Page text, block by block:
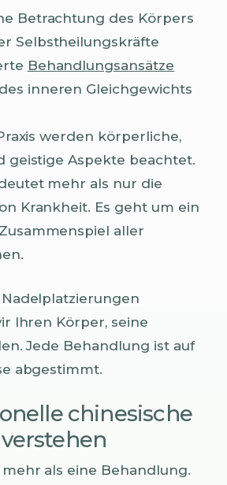
Betrachtung des Körpers
Selbstheilungskräfte
Behandlungsansätze
inneren Gleichgewichts
werden körperliche,
geistige Aspekte beachtet.
mehr als nur die
Krankheit. Es geht um ein
aller
Ihren Körper, seine
Jede Behandlung ist auf
abgestimmt.
chinesische
als eine Behandlung.